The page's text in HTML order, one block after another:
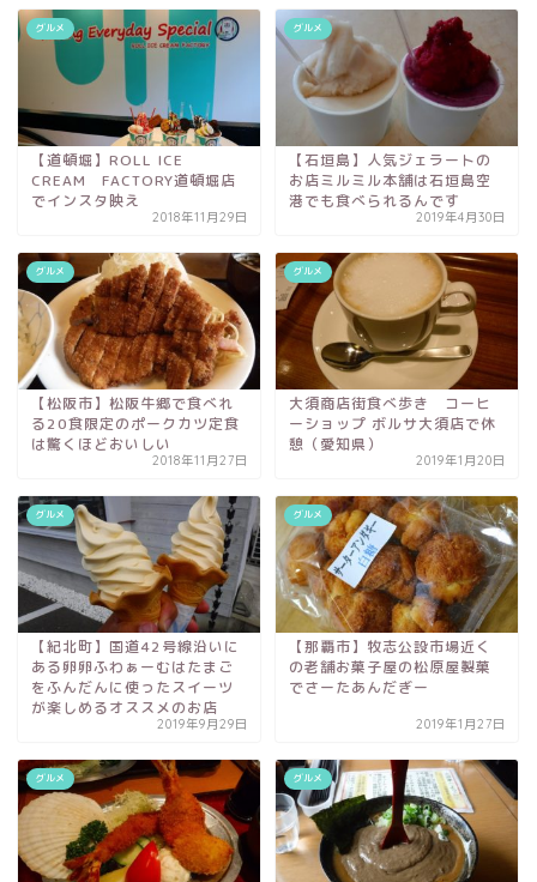
グルメ
【道頓堀】ROLL ICE
CREAM FACTORY道頓堀店
でインスタ映え
2018年11月29日
グルメ
【石垣島】人気ジェラートの
お店ミルミル本舗は石垣島空
港でも食べられるんです
2019年4月30日
グルメ
【松阪市】松阪牛郷で食べれ
る20食限定のポークカツ定食
は驚くほどおいしい
2018年11月27日
グルメ
大須商店街食べ歩き コーヒ
ーショップ ボルサ大須店で休
憩（愛知県）
2019年1月20日
グルメ
【紀北町】国道42号線沿いに
ある卵卵ふわぁーむはたまご
をふんだんに使ったスイーツ
が楽しめるオススメのお店
2019年9月29日
グルメ
【那覇市】牧志公設市場近く
の老舗お菓子屋の松原屋製菓
でさーたあんだぎー
2019年1月27日
グルメ グルメ